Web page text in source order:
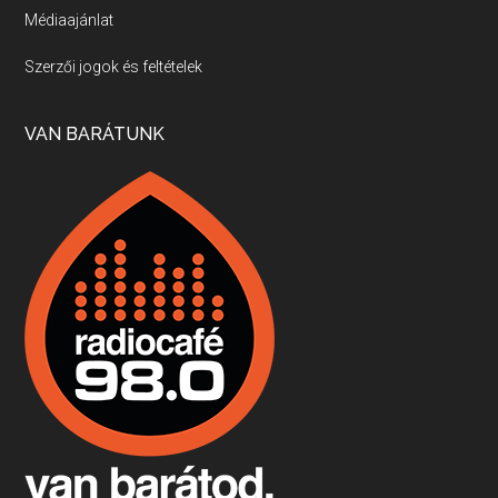
Villány, kékfrankos, Jackfall
Apr 17, 2026 • 00:35:38
Boston, teadélután, bab és homár
Apr 9, 2026 • 00:37:17
Fermentáljunk, a testünk meghálálja!
Apr 3, 2026 • 00:36:07
Médiaajánlat
Szerzői jogok és feltételek
VAN BARÁTUNK